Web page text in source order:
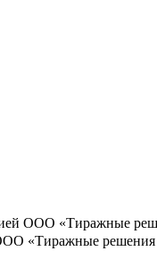
ООО «Тиражные
«Тиражные решения